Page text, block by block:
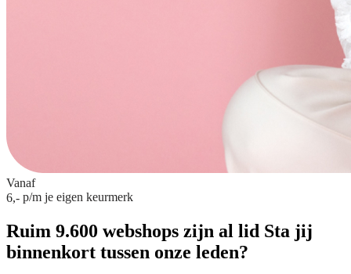
Vanaf
6,- p/m je eigen keurmerk
Ruim 9.600 webshops zijn al lid Sta jij
binnenkort tussen onze leden?